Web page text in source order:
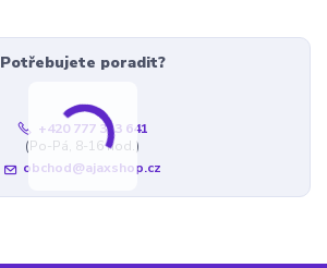
Potřebujete poradit?
+420 777 323 641
(Po-Pá, 8-16 hod.)
obchod@ajaxshop.cz